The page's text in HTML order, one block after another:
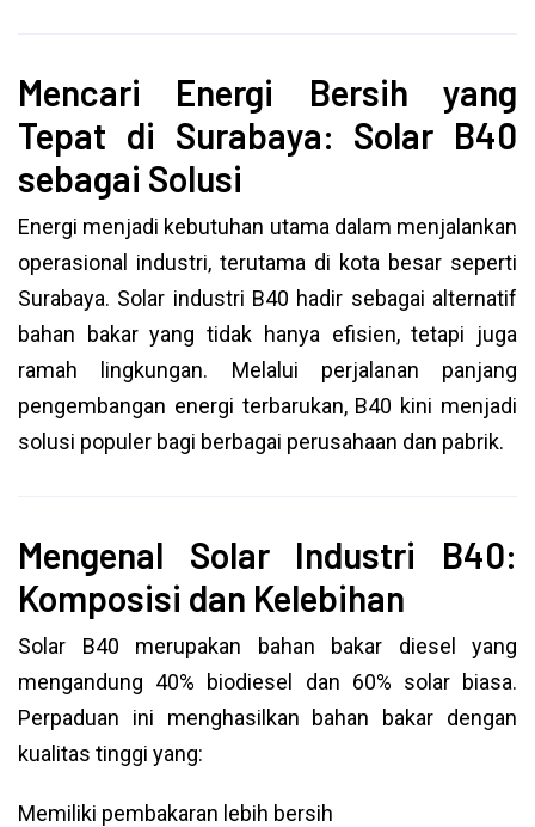
Mencari Energi Bersih yang
Tepat di Surabaya: Solar B40
sebagai Solusi
Energi menjadi kebutuhan utama dalam menjalankan
operasional industri, terutama di kota besar seperti
Surabaya. Solar industri B40 hadir sebagai alternatif
bahan bakar yang tidak hanya efisien, tetapi juga
ramah lingkungan. Melalui perjalanan panjang
pengembangan energi terbarukan, B40 kini menjadi
solusi populer bagi berbagai perusahaan dan pabrik.
Mengenal Solar Industri B40:
Komposisi dan Kelebihan
Solar B40 merupakan bahan bakar diesel yang
mengandung 40% biodiesel dan 60% solar biasa.
Perpaduan ini menghasilkan bahan bakar dengan
kualitas tinggi yang:
Memiliki pembakaran lebih bersih